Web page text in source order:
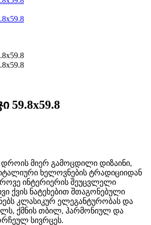
59.8x59.8
დროის მიერ გამოცდილი დიზაინი,
ხელოვნების ტრადიციიდან
ინტერიერის შეუცვლელი
ქვის ნატეხებით შთაგონებული
კლასიკურ ელეგანტურობას და
ქმნის თბილ, ჰარმონიულ და
სივრცეს.